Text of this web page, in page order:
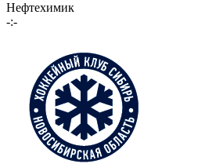
Нефтехимик
-:-